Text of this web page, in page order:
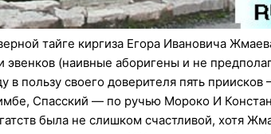
тайге киргиза Егора Ивановича
(наивные аборигены и не
в пользу своего доверителя пять
Спасский — по ручью Мороко И
была не слишком счастливой, хотя